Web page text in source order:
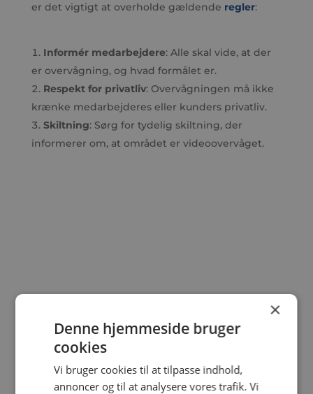
er det vigtigt at overholde gældende regler:
Informér medarbejdere: Alle skal vide, at der
er overvågning, og hvad formålet er.
Respekt for privatliv: Overvågningen må ikke
krænke medarbejderes eller kunders privatliv.
Skiltning: Sørg for tydelig skiltning, der
informerer om, at området er videoovervåget.
Skal I have
videoovervågning i jeres
virksomhed?
×
Denne hjemmeside bruger
cookies
Vi bruger cookies til at tilpasse indhold,
annoncer og til at analysere vores trafik. Vi